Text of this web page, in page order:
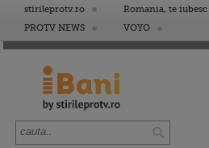
stirileprotv.ro Romania, te iubesc
PROTV NEWS
VOYO